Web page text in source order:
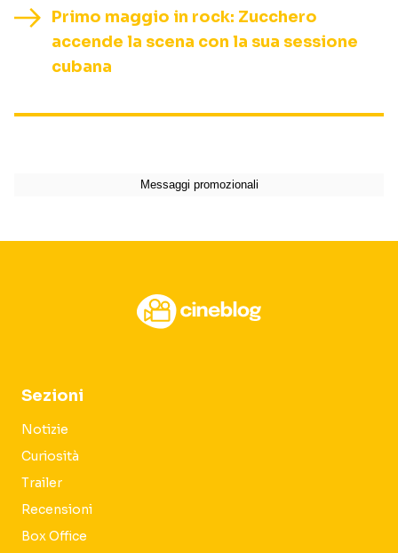
Primo maggio in rock: Zucchero
accende la scena con la sua sessione
cubana
Sezioni
Notizie
Curiosità
Trailer
Recensioni
Box Office